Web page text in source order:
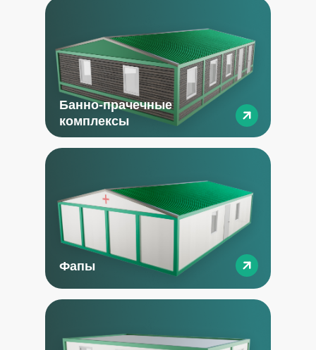
Банно-прачечные
комплексы
Фапы